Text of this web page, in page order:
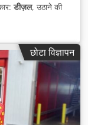
डीज़ल, उठाने की
छोटा विज्ञापन